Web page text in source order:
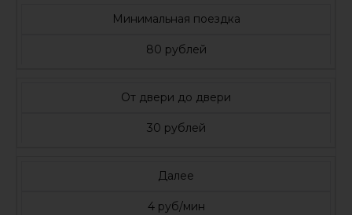
Минимальная поездка
80 рублей
От двери до двери
30 рублей
Далее
4 руб/мин